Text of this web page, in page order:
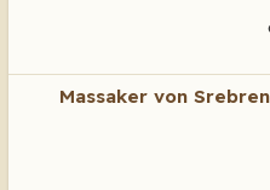
Massaker von